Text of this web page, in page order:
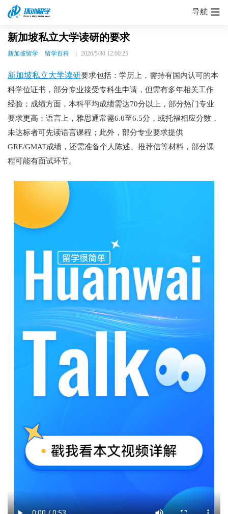
导航
新加坡私立大学读研的要求
新加坡留学 留学百科 2026/5/30 12:00:25
新加坡私立大学读研要求包括：学历上，需持有国内认可的本
科学位证书，部分专业接受专科生申请，但需有多年相关工作
经验；成绩方面，本科平均成绩需达70分以上，部分热门专业
要求更高；语言上，雅思通常需6.0至6.5分，或托福相应分数，
未达标者可先读语言课程；此外，部分专业要求提供
GRE/GMAT成绩，还需准备个人陈述、推荐信等材料，部分课
程可能有面试环节。